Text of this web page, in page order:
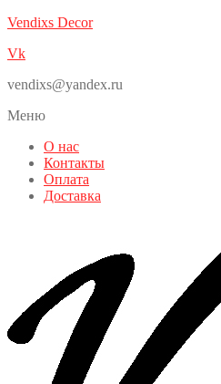
Vendixs Decor
Vk
vendixs@yandex.ru
Меню
О нас
Контакты
Оплата
Доставка